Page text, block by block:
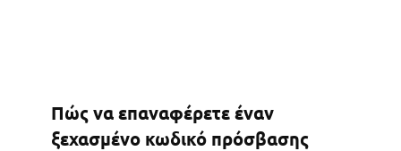
Πώς να επαναφέρετε έναν
ξεχασμένο κωδικό πρόσβασης